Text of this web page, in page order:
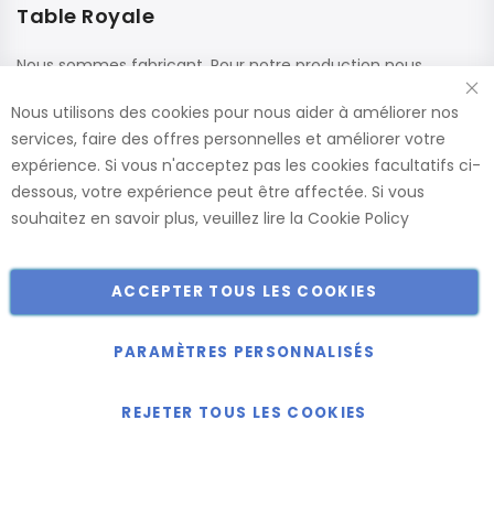
Table Royale
Nous sommes fabricant. Pour notre production nous
renommés. Ces panneaux sont confectionnés dans nos
usines, ce qui nous permet de vous offrir le plus large choix
de dimensions et de finitions.
Catalogue
Tous droits réservés.
Nous utilisons des cookies pour nous aider à améliorer nos
services, faire des offres personnelles et améliorer votre
expérience. Si vous n'acceptez pas les cookies facultatifs ci-
dessous, votre expérience peut être affectée. Si vous
souhaitez en savoir plus, veuillez lire la Cookie Policy
ACCEPTER TOUS LES COOKIES
PARAMÈTRES PERSONNALISÉS
REJETER TOUS LES COOKIES